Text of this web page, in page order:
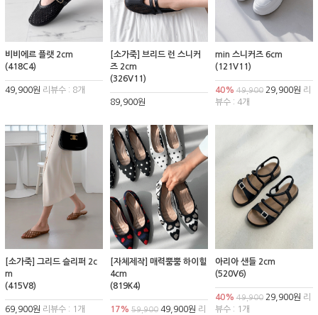
비비에르 플랫 2cm
(418C4)
49,900원 리뷰수 : 8개
[소가죽] 브리드 런 스니커
즈 2cm
(326V11)
89,900원
min 스니커즈 6cm
(121V11)
40% 49,90029,900원 리
뷰수 : 4개
[소가죽] 그리드 슬리퍼 2c
m
(415V8)
69,900원 리뷰수 : 1개
[자체제작] 매력뿜뿜 하이힐
4cm
(819K4)
17% 59,90049,900원 리
아리아 샌들 2cm
(520V6)
40% 49,90029,900원 리
뷰수 : 1개